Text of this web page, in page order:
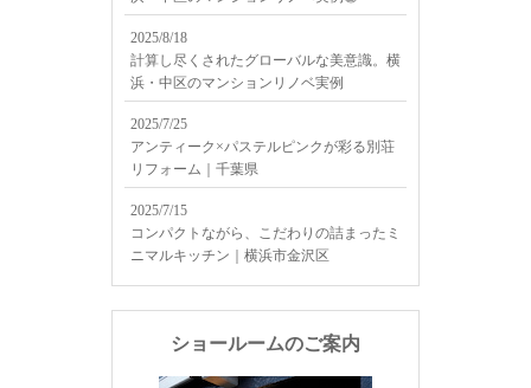
2025/8/18
計算し尽くされたグローバルな美意識。横
浜・中区のマンションリノベ実例
2025/7/25
アンティーク×パステルピンクが彩る別荘
リフォーム｜千葉県
2025/7/15
コンパクトながら、こだわりの詰まったミ
ニマルキッチン｜横浜市金沢区
ショールームのご案内